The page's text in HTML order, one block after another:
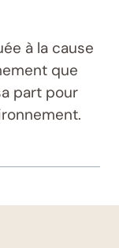
à la cause
que
part pour